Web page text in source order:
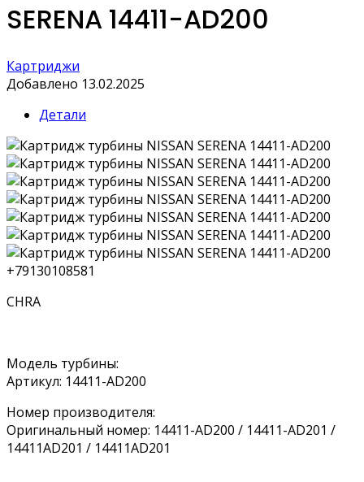
SERENA 14411-AD200
Картриджи
Добавлено 13.02.2025
Детали
+79130108581
CHRA
Модель турбины:
Артикул: 14411-AD200
Номер производителя:
Оригинальный номер: 14411-AD200 / 14411-AD201 /
14411AD201 / 14411AD201